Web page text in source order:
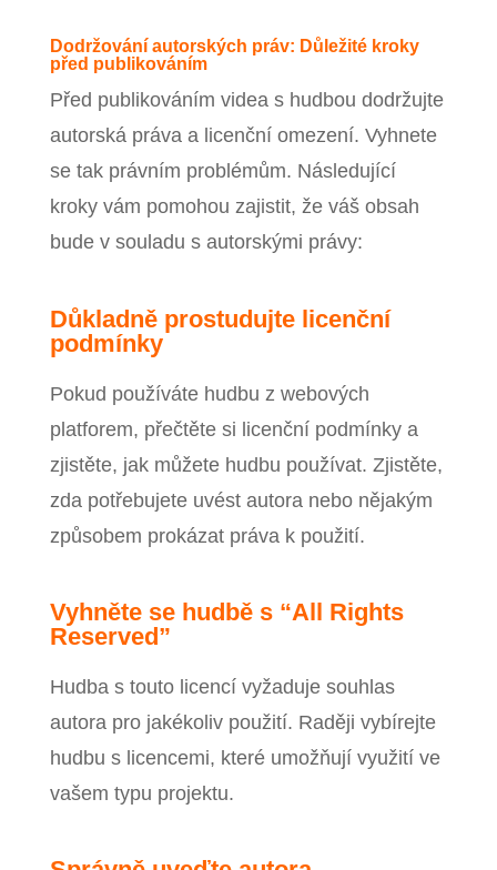
Dodržování autorských práv: Důležité kroky
před publikováním
Před publikováním videa s hudbou dodržujte
autorská práva a licenční omezení. Vyhnete
se tak právním problémům. Následující
kroky vám pomohou zajistit, že váš obsah
bude v souladu s autorskými právy:
Důkladně prostudujte licenční
podmínky
Pokud používáte hudbu z webových
platforem, přečtěte si licenční podmínky a
zjistěte, jak můžete hudbu používat. Zjistěte,
zda potřebujete uvést autora nebo nějakým
způsobem prokázat práva k použití.
Vyhněte se hudbě s “All Rights
Reserved”
Hudba s touto licencí vyžaduje souhlas
autora pro jakékoliv použití. Raději vybírejte
hudbu s licencemi, které umožňují využití ve
vašem typu projektu.